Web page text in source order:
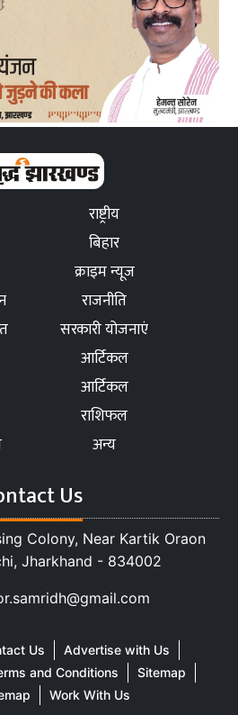
राष्ट्रीय
बिहार
क्राइम न्यूज
राजनीति
सरकारी योजनाएं
आर्टिकल
आर्टिकल
राशिफल
अन्य
Us
Colony, Near Kartik Oraon
Jharkhand - 834002
Us
Advertise with Us
and Conditions
Sitemap
Work With Us